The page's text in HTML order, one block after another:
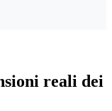
reali dei